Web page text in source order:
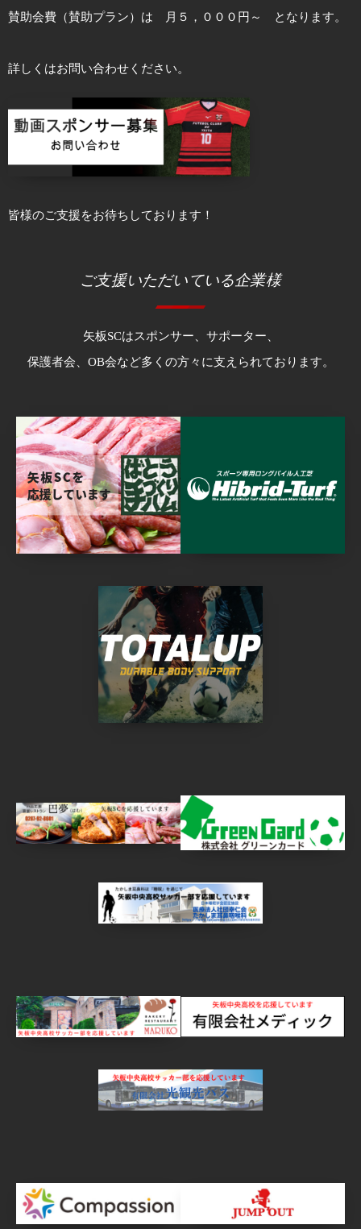
賛助会費（賛助プラン）は 月５，０００円～ となります。
詳しくはお問い合わせください。
皆様のご支援をお待ちしております！
ご支援いただいている企業様
矢板SCはスポンサー、サポーター、
保護者会、OB会など多くの方々に支えられております。